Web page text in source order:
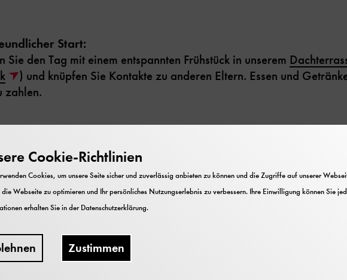
Start:
Sie den Tag mit einem entspannten Frühstück in unserem
) und knüpfen Sie Kontakte zu anderen Eltern. Essen und
zahlen.
Gallus führt Sie anschließend durch die Pop-up-Ausstellung
Communication Lab.
Sie Ihr Baby bequem im Tragetuch mit. Die Ausstellungen sind
Cookie-Richtlinien
Cookies, um unsere Seite sicher und zuverlässig anbieten zu können und die Zugriffe auf unserer
Webseite zu optimieren und Ihr persönliches Nutzungserlebnis zu verbessern. Ihre Einwilligung können Sie
erhalten Sie in derDatenschutzerklärung.
Zustimmen